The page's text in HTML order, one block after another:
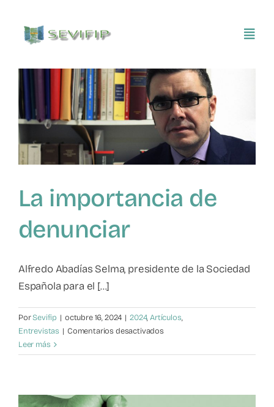
contenido
Conócenos
Asociarse
SEVIFIP CONECTA
Mapa de recursos
Observatorio VFP
La importancia de
denunciar
Alfredo Abadías Selma, presidente de la Sociedad
Española para el [...]
PorSevifip | octubre 16, 2024 | 2024,Artículos,
Entrevistas | Comentarios desactivadosen
importancia
Leer más